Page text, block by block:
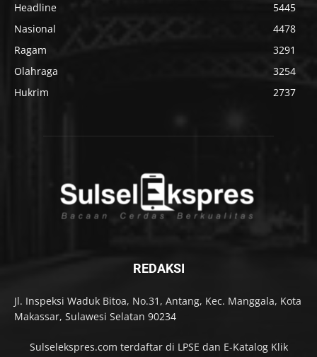
Headline
5445
Nasional
4478
Ragam
3291
Olahraga
3254
Hukrim
2737
REDAKSI
Jl. Inspeksi Waduk Bitoa, No.31, Antang, Kec. Manggala, Kota
Makassar, Sulawesi Selatan 90234
Sulselekspres.com terdaftar di LPSE dan E-Katalog Klik